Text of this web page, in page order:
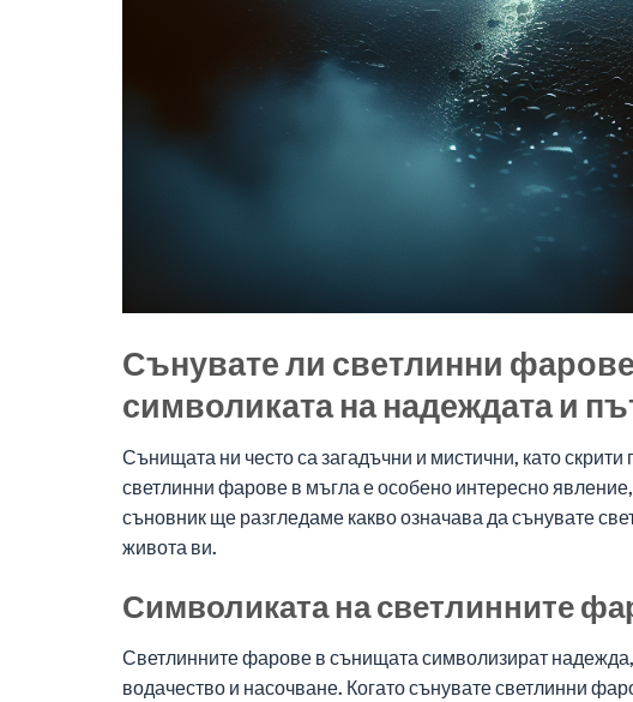
Сънувате ли светлинни фарове
символиката на надеждата и
Сънищата ни често са загадъчни и мистични, като
светлинни фарове в мъгла е особено интересно
съновник ще разгледаме какво означава да сънувате
живота ви.
Символиката на светлинните
Светлинните фарове в сънищата символизират
водачество и насочване. Когато сънувате светлинни